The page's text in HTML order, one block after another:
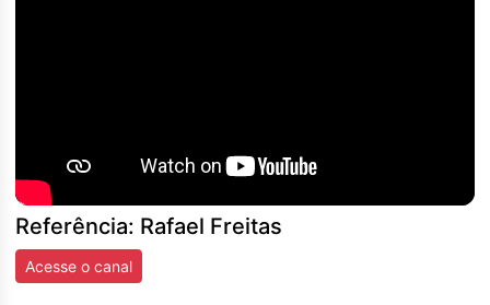
Referência: Rafael Freitas
Acesse o canal